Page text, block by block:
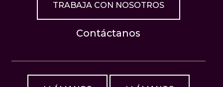
TRABAJA CON NOSOTROS
Contáctanos